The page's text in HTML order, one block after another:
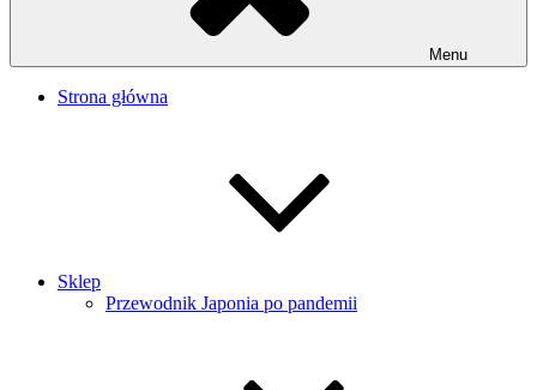
Menu
Strona główna
Sklep
Przewodnik Japonia po pandemii